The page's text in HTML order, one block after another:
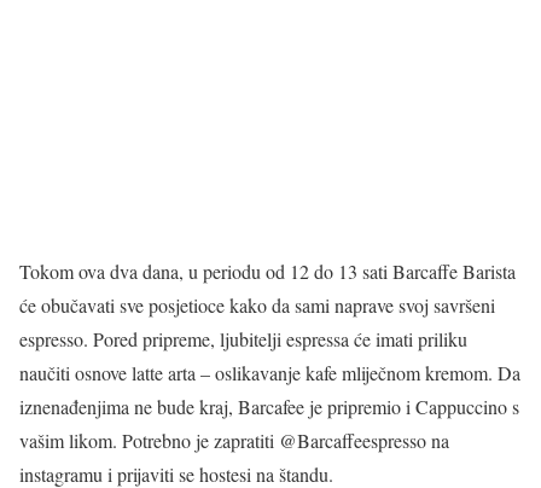
Tokom ova dva dana, u periodu od 12 do 13 sati Barcaffe Barista
će obučavati sve posjetioce kako da sami naprave svoj savršeni
espresso. Pored pripreme, ljubitelji espressa će imati priliku
naučiti osnove latte arta – oslikavanje kafe mliječnom kremom. Da
iznenađenjima ne bude kraj, Barcafee je pripremio i Cappuccino s
vašim likom. Potrebno je zapratiti @Barcaffeespresso na
instagramu i prijaviti se hostesi na štandu.